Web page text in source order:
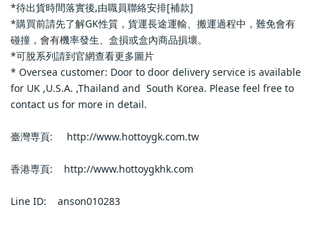
*待出貨時間落實後,由職員聯絡安排[補款]
*購買前請先了解GK性質，貨運長途運輸、搬運過程中，難免會有
碰撞，會有機率發生、盒損或盒內商品損壞。
*可脫系列請到官網查看更多圖片
* Oversea customer: Door to door delivery service is available
for UK ,U.S.A. ,Thailand and  South Korea. Please feel free to
contact us for more in detail.
臺灣専頁:     http://www.hottoygk.com.tw
香港専頁:    http://www.hottoygkhk.com
Line ID:    anson010283